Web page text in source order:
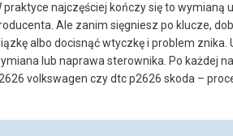
praktyce najczęściej kończy się to
Ale zanim sięgniesz po klucze,
albo docisnąć wtyczkę i problem
lub naprawa sterownika. Po każdej
volkswagen czy dtc p2626 skoda –